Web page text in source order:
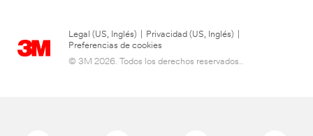
Legal (US, Inglés) Privacidad (US, Inglés)
Preferencias de cookies
© 3M 2026. Todos los derechos reservados..